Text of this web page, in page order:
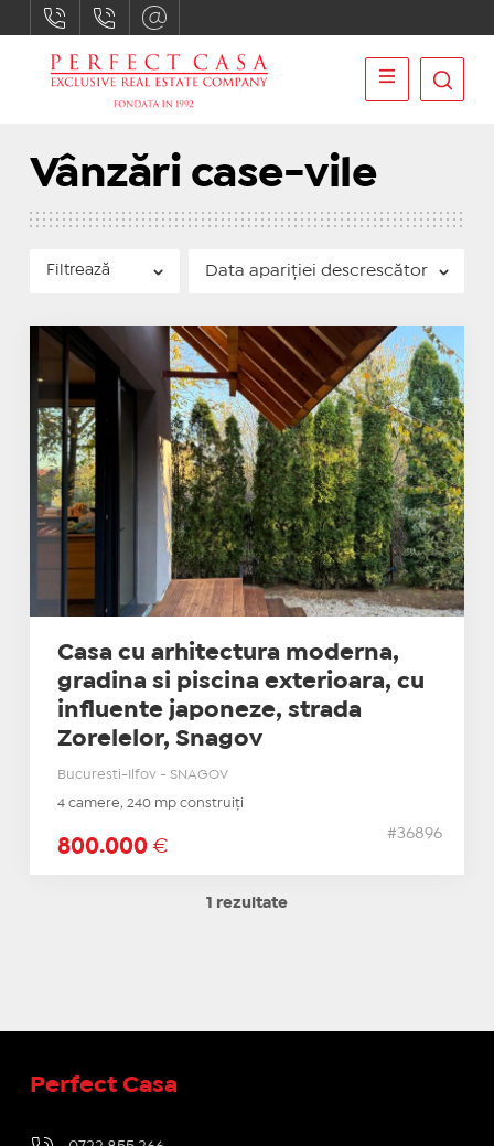
Vânzări case-vile
Filtrează
Casa cu arhitectura moderna,
gradina si piscina exterioara, cu
influente japoneze, strada
Zorelelor, Snagov
Bucuresti-Ilfov - SNAGOV
4 camere, 240 mp construiți
800.000 €
#36896
1 rezultate
Perfect Casa